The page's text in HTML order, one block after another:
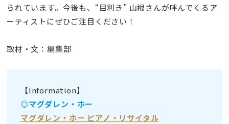
られています。今後も、“目利き” 山根さんが呼んでくるア
ーティストにぜひご注目ください！
取材・文：編集部
【Information】
◎マグダレン・ホー
マグダレン・ホー ピアノ・リサイタル